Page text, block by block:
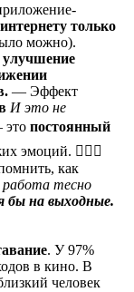
только
можно).
улучшение
— Эффект
И это не
это постоянный
эмоций. 💁🏻‍♂️
как
тесно
бы на выходные.
. У 97%
в кино. В
человек